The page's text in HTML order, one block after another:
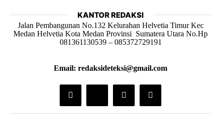
KANTOR REDAKSI
Jalan Pembangunan No.132 Kelurahan Helvetia Timur Kec
Medan Helvetia Kota Medan Provinsi Sumatera Utara No.Hp
081361130539 – 085372729191
Email: redaksideteksi@gmail.com